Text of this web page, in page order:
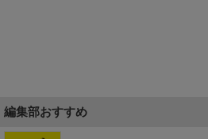
編集部おすすめ